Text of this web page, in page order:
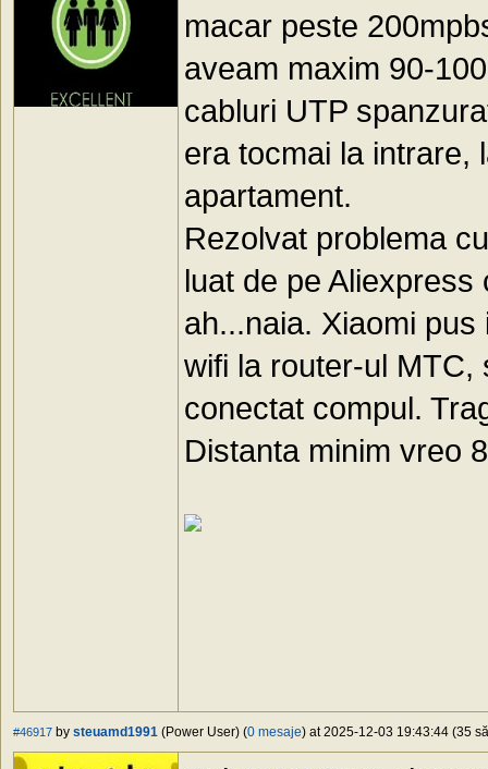
macar peste
aveam maxim 90-
cabluri UTP
era tocmai la intrare,
apartament.
Rezolvat problema
luat de pe
ah...naia. Xiaomi
wifi la router-ul MTC,
conectat compul.
Distanta minim vreo
#46917 by steuamd1991 (Power User) (0 mesaje) at 2025-12-03 19:43:44 (35